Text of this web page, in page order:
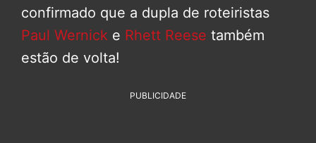
confirmado que a dupla de roteiristas
Paul Wernick e Rhett Reese também
estão de volta!
PUBLICIDADE